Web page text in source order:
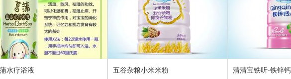
水疗浴液 五谷杂粮小米米粉 清清宝铁听-铁锌钙